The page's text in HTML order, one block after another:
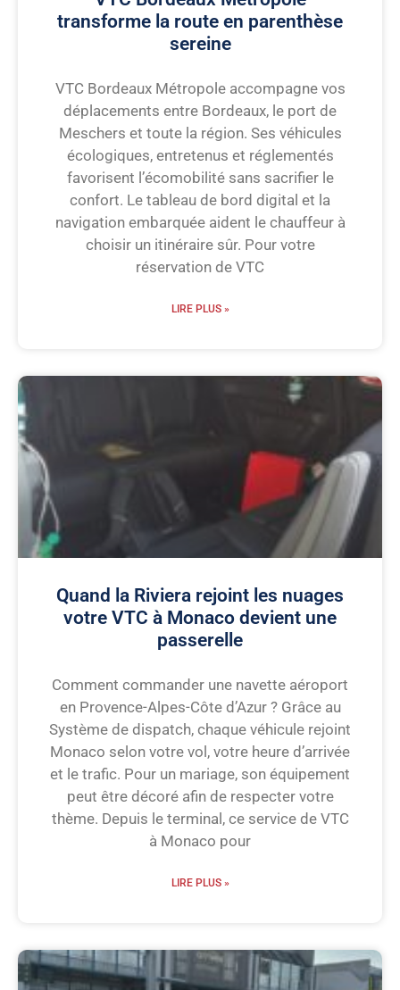
transforme la route en parenthèse
sereine
VTC Bordeaux Métropole accompagne vos
déplacements entre Bordeaux, le port de
Meschers et toute la région. Ses véhicules
écologiques, entretenus et réglementés
favorisent l’écomobilité sans sacrifier le
confort. Le tableau de bord digital et la
navigation embarquée aident le chauffeur à
choisir un itinéraire sûr. Pour votre
réservation de VTC
LIRE PLUS »
Quand la Riviera rejoint les nuages
votre VTC à Monaco devient une
passerelle
Comment commander une navette aéroport
en Provence-Alpes-Côte d’Azur ? Grâce au
Système de dispatch, chaque véhicule rejoint
Monaco selon votre vol, votre heure d’arrivée
et le trafic. Pour un mariage, son équipement
peut être décoré afin de respecter votre
thème. Depuis le terminal, ce service de VTC
à Monaco pour
LIRE PLUS »